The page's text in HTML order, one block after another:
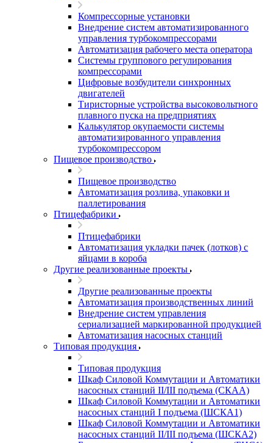
Компрессорные установки
Внедрение систем автоматизированного
управления турбокомпрессорами
Автоматизация рабочего места оператора
Системы группового регулирования
компрессорами
Цифровые возбудители синхронных
двигателей
Тиристорные устройства высоковольтного
плавного пуска на предприятиях
Калькулятор окупаемости системы
автоматизированного управления
турбокомпрессором
Пищевое производство
Пищевое производство
Автоматизация розлива, упаковки и
паллетирования
Птицефабрики
Птицефабрики
Автоматизация укладки пачек (лотков) с
яйцами в короба
Другие реализованные проекты
Другие реализованные проекты
Автоматизация производственных линий
Внедрение систем управления
сериализацией маркированной продукцией
Автоматизация насосных станций
Типовая продукция
Типовая продукция
Шкаф Силовой Коммутации и Автоматики
насосных станций II/III подъема (СКАА)
Шкаф Силовой Коммутации и Автоматики
насосных станций I подъема (ШСКА1)
Шкаф Силовой Коммутации и Автоматики
насосных станций II/III подъема (ШСКА2)